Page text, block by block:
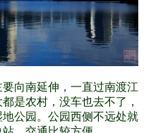
向南延伸，一直过南渡江
是农村，没车也去不了，
公园。公园西侧不远处就